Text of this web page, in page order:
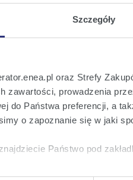
Szczegóły
oraz Strefy
zawartości, prowadzenia
do Państwa preferencji, a
o zapoznanie się w jaki
Państwo pod
Państwo zgodę na
istotnych